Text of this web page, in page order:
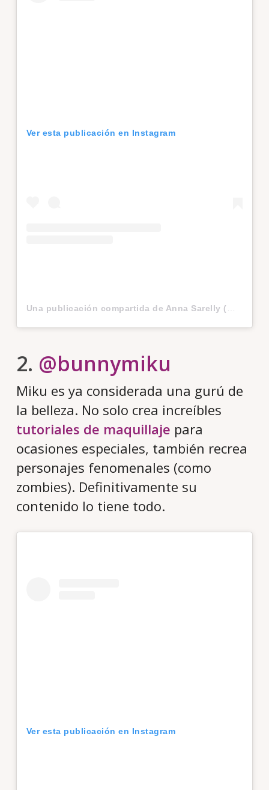
Ver esta publicación en Instagram
2. @bunnymiku
Miku es ya considerada una gurú de
la belleza. No solo crea increíbles
tutoriales de maquillaje para
ocasiones especiales, también recrea
personajes fenomenales (como
zombies). Definitivamente su
contenido lo tiene todo.
Ver esta publicación en Instagram